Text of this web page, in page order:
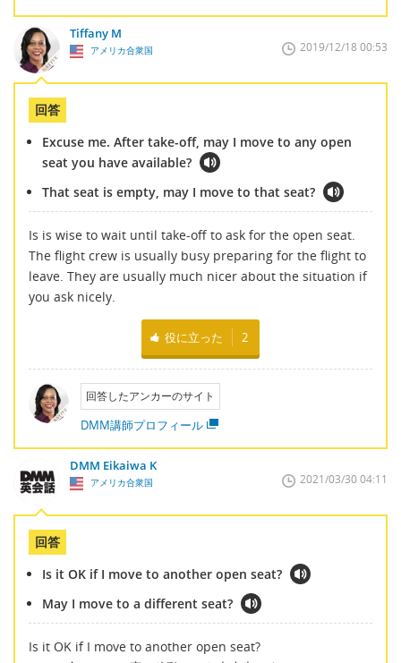
Tiffany M
アメリカ合衆国 2019/12/18 00:53
回答
Excuse me. After take-off, may I move to any open
seat you have available?
That seat is empty, may I move to that seat?
Is is wise to wait until take-off to ask for the open seat.
The flight crew is usually busy preparing for the flight to
leave. They are usually much nicer about the situation if
you ask nicely.
役に立った 2
回答したアンカーのサイト
DMM講師プロフィール
DMM Eikaiwa K
アメリカ合衆国 2021/03/30 04:11
回答
Is it OK if I move to another open seat?
May I move to a different seat?
Is it OK if I move to another open seat?